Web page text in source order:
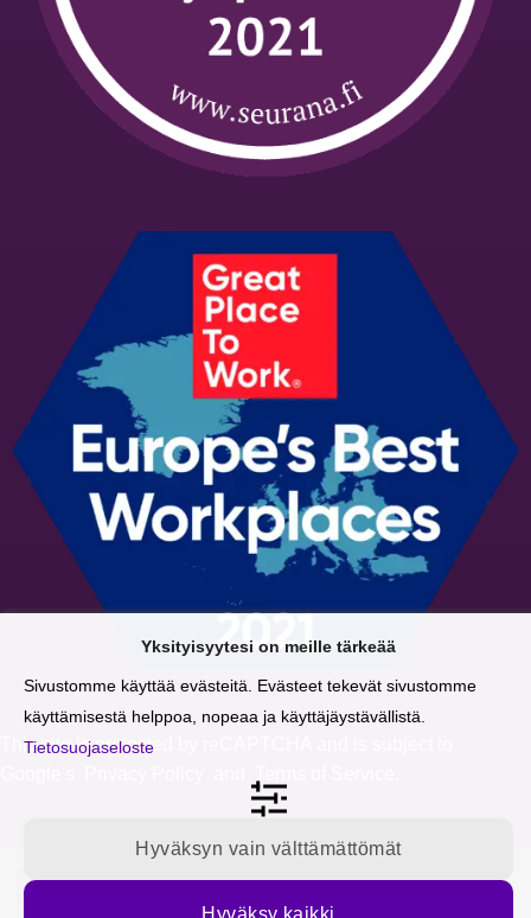
This site is protected by reCAPTCHA and is subject to
Yksityisyytesi on meille tärkeää
Sivustomme käyttää evästeitä. Evästeet tekevät sivustomme
käyttämisestä helppoa, nopeaa ja käyttäjäystävällistä.
Tietosuojaseloste
Hyväksy kaikki
Hyväksyn vain välttämättömät